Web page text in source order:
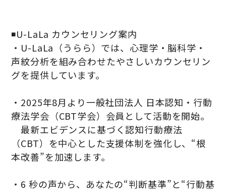
◾️U-LaLa カウンセリング案内
・U-LaLa（うらら）では、心理学・脳科学・
声紋分析を組み合わせたやさしいカウンセリン
グを提供しています。
・2025年8月より一般社団法人 日本認知・行動
療法学会（CBT学会）会員として活動を開始。
最新エビデンスに基づく認知行動療法
（CBT）を中心とした支援体制を強化し、“根
本改善”を加速します。
・6 秒の声から、あなたの“判断基準”と“行動基